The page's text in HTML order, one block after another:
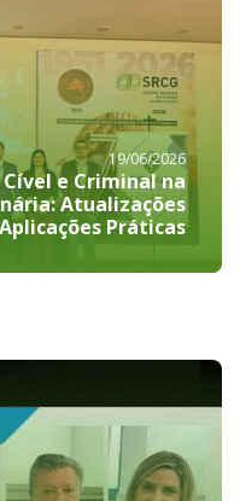
19/06/2026
e Criminal na
Atualizações
Práticas